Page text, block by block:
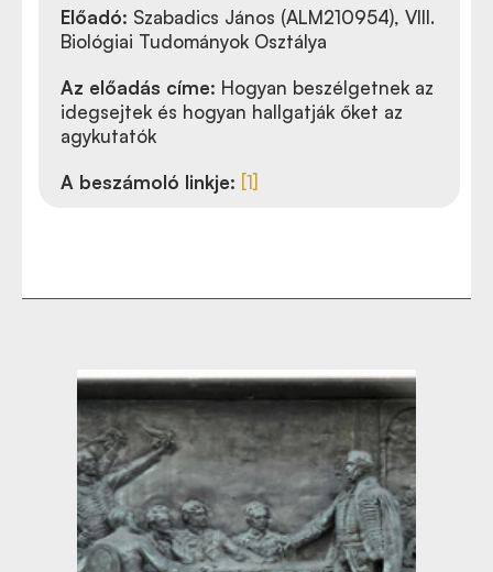
Előadó: Szabadics János (ALM210954), VIII.
Biológiai Tudományok Osztálya
Az előadás címe: Hogyan beszélgetnek az
idegsejtek és hogyan hallgatják őket az
agykutatók
A beszámoló linkje: [1]